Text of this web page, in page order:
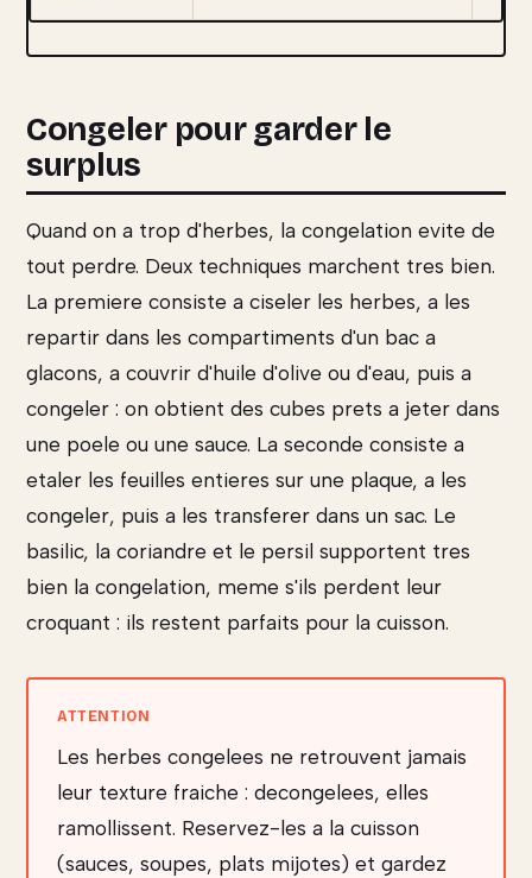
Congeler pour garder le
surplus
Quand on a trop d'herbes, la congelation evite de
tout perdre. Deux techniques marchent tres bien.
La premiere consiste a ciseler les herbes, a les
repartir dans les compartiments d'un bac a
glacons, a couvrir d'huile d'olive ou d'eau, puis a
congeler : on obtient des cubes prets a jeter dans
une poele ou une sauce. La seconde consiste a
etaler les feuilles entieres sur une plaque, a les
congeler, puis a les transferer dans un sac. Le
basilic, la coriandre et le persil supportent tres
bien la congelation, meme s'ils perdent leur
croquant : ils restent parfaits pour la cuisson.
Les herbes congelees ne retrouvent jamais
leur texture fraiche : decongelees, elles
ramollissent. Reservez-les a la cuisson
(sauces, soupes, plats mijotes) et gardez